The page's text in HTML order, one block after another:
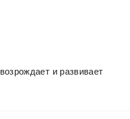
возрождает и развивает